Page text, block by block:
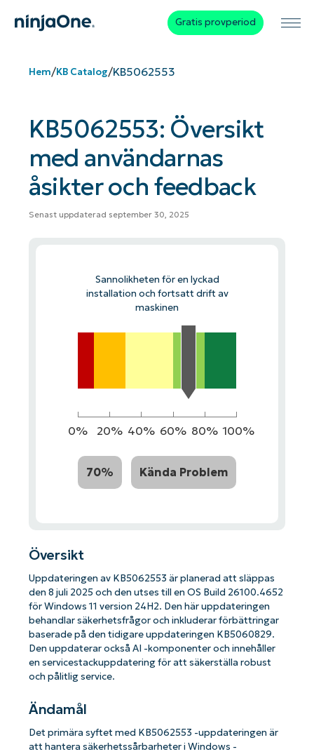
Gratis provperiod
Hem/KB Catalog/KB5062553
KB5062553: Översikt
med användarnas
åsikter och feedback
Senast uppdaterad september 30, 2025
Sannolikheten för en lyckad
installation och fortsatt drift av
maskinen
0% 20% 40% 60% 80% 100%
70% Kända Problem
Översikt
Uppdateringen av KB5062553 är planerad att släppas
den 8 juli 2025 och den utses till en OS Build 26100.4652
för Windows 11 version 24H2. Den här uppdateringen
behandlar säkerhetsfrågor och inkluderar förbättringar
baserade på den tidigare uppdateringen KB5060829.
Den uppdaterar också AI -komponenter och innehåller
en servicestackuppdatering för att säkerställa robust
och pålitlig service.
Ändamål
Det primära syftet med KB5062553 -uppdateringen är
att hantera säkerhetssårbarheter i Windows -